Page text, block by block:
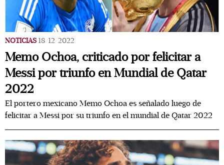
NOTICIAS 18/12/2022
Memo Ochoa, criticado por felicitar a
Messi por triunfo en Mundial de Qatar
2022
El portero mexicano Memo Ochoa es señalado luego de
felicitar a Messi por su triunfo en el mundial de Qatar 2022